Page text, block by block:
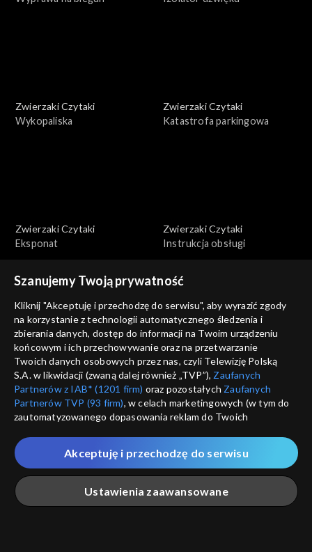
Zwierzaki Czytaki
Wykopaliska
Zwierzaki Czytaki
Katastrofa parkingowa
Zwierzaki Czytaki
Eksponat
Zwierzaki Czytaki
Instrukcja obsługi
Zwierzaki Czytaki
Idealny motywator
Zwierzaki Czytaki
Kącik kulinarny
Zwierzaki Czytaki
Podziemna atrakcja
turystyczna
Zwierzaki Czytaki
Łamigłówka
Szanujemy Twoją prywatność
Kliknij "Akceptuję i przechodzę do serwisu", aby wyrazić zgody
na korzystanie z technologii automatycznego śledzenia i
zbierania danych, dostęp do informacji na Twoim urządzeniu
końcowym i ich przechowywanie oraz na przetwarzanie
Twoich danych osobowych przez nas, czyli Telewizję Polską
S.A. w likwidacji (zwaną dalej również „TVP”), Zaufanych
Partnerów z IAB* (1201 firm) oraz pozostałych Zaufanych
Partnerów TVP (93 firm), w celach marketingowych (w tym do
zautomatyzowanego dopasowania reklam do Twoich
które wskazujemy poniżej, a także zgody na udostępnianie
przez nas identyfikatora PPID do Google.
Twoje dane osobowe zbierane podczas odwiedzania przez
Ciebie naszych
poszczególnych serwisówzwanych dalej
„Portalem”, w tym informacje zapisywane za pomocą
Ustawienia zaawansowane
Akceptuję i przechodzę do serwisu